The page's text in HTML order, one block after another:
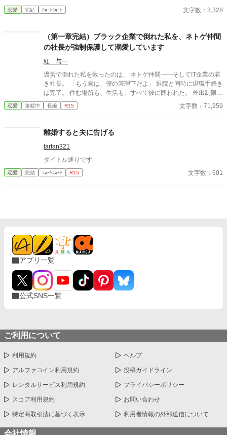
恋愛 完結 ｼｮｰﾄｼｮｰﾄ 文字数：3,328
（第一章完結）ブラック企業で倒れた私を、ネトゲ仲間
の社長が強制保護して溺愛しています
紅 与一
過労で倒れた私を救ったのは、 ネトゲ仲間――そしてIT企業の若
き社長。 「もう君は、僕の管理下だよ」 退院と同時に退職手続き
は完了。 住む場所も、生活も、すべて彼に囲われた。 外出制限、
健康管理、過保護な独占欲。 甘くて危険な“保護生活”の中で、 私
は少しずつ彼に心を奪われていく――。 元社畜OL×執着気味の溺
恋愛 連載中 長編 R15 文字数：71,959
離婚すると夫に告げる
tartan321
タイトル通りです
恋愛 完結 ｼｮｰﾄｼｮｰﾄ R15 文字数：601
アプリ一覧
公式SNS一覧
ご利用について
利用規約 ヘルプ
アルファコイン利用規約 投稿ガイドライン
レンタルサービス利用規約 プライバシーポリシー
スコア利用規約 お問い合わせ
特定商取引法に基づく表示 利用者情報の外部送信について
会社情報